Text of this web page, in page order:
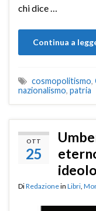
chi dice …
Continua a
cosmopolitismo,
nazionalismo, patria
OTT
25
DiRedazionein Libri